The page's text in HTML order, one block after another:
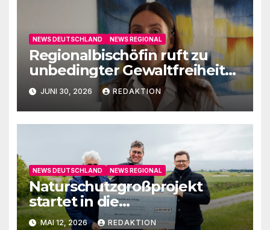
NEWS DEUTSCHLAND NEWS REGIONAL
Regionalbischöfin ruft zu
unbedingter Gewaltfreiheit
aufJUNI 30, 2026 REDAKTION
NEWS DEUTSCHLAND NEWS REGIONAL
Naturschutzgroßprojekt
startet in die
Umsetzungsphase
MAI 12, 2026 REDAKTION